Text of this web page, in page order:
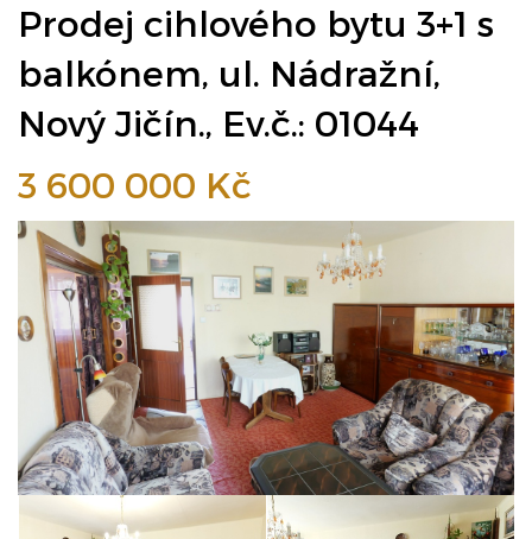
Prodej cihlového bytu 3+1 s
balkónem, ul. Nádražní,
Nový Jičín., Ev.č.: 01044
3 600 000 Kč